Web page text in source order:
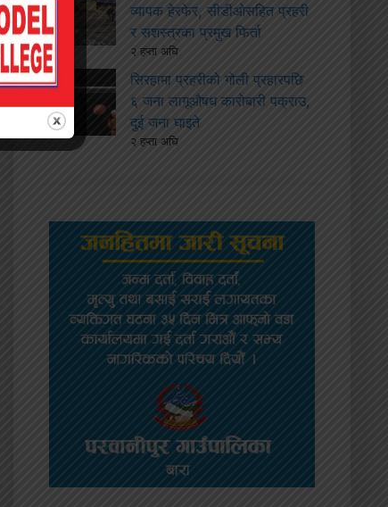
व्यापक हेरफेर, सीडीओसहित प्रहरी
र सशस्त्रका प्रमुख फिर्ता
२ हप्ता अघि
सिरहामा प्रहरीको गोली प्रहारपछि
६ जना लागूऔषध कारोबारी पक्राउ,
दुई जना घाइते
२ हप्ता अघि